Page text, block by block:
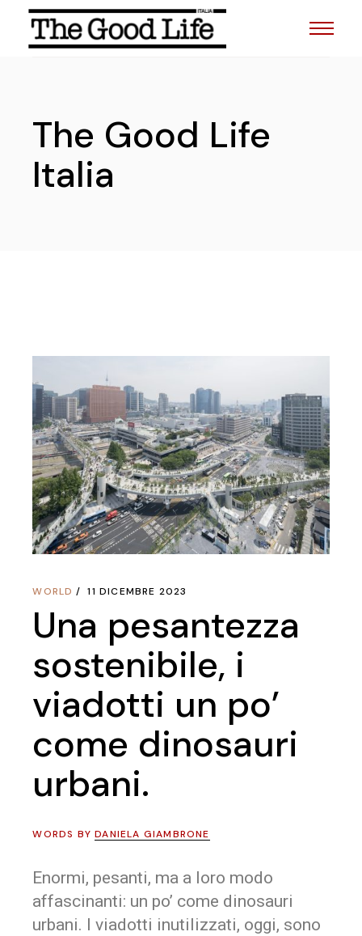
The Good Life
Italia
WORLD 11 DICEMBRE 2023
Una pesantezza
sostenibile, i
viadotti un po’
come dinosauri
urbani.
WORDS BYDANIELA GIAMBRONE
Enormi, pesanti, ma a loro modo
affascinanti: un po’ come dinosauri
urbani. I viadotti inutilizzati, oggi, sono